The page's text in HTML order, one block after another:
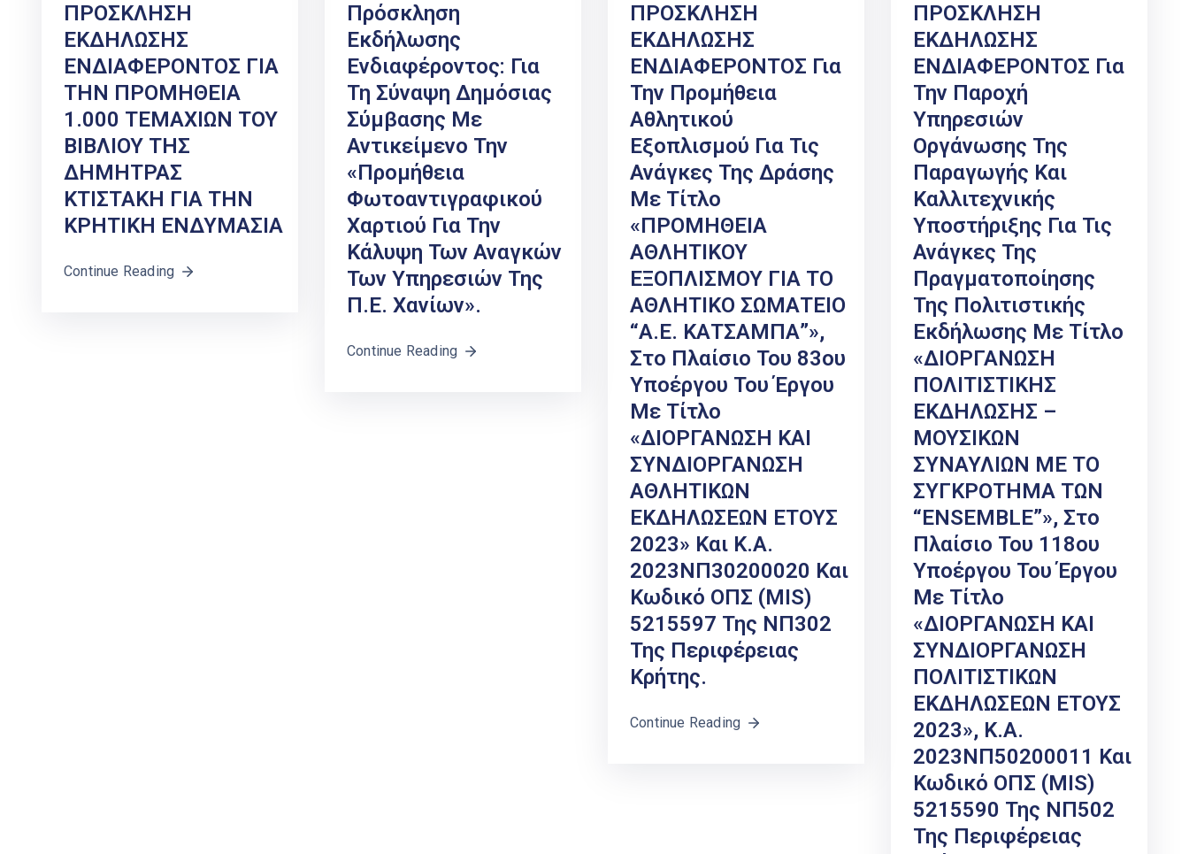
ΠΡΟΣΚΛΗΣΗ
ΕΚΔΗΛΩΣΗΣ
ΕΝΔΙΑΦΕΡΟΝΤΟΣ ΓΙΑ
ΤΗΝ ΠΡΟΜΗΘΕΙΑ
1.000 ΤΕΜΑΧΙΩΝ ΤΟΥ
ΒΙΒΛΙΟΥ ΤΗΣ
ΔΗΜΗΤΡΑΣ
ΚΤΙΣΤΑΚΗ ΓΙΑ ΤΗΝ
ΚΡΗΤΙΚΗ ΕΝΔΥΜΑΣΙΑ
Continue Reading
Πρόσκληση
Εκδήλωσης
Ενδιαφέροντος: Για
Τη Σύναψη Δημόσιας
Σύμβασης Με
Αντικείμενο Την
«Προμήθεια
Φωτοαντιγραφικού
Χαρτιού Για Την
Κάλυψη Των Αναγκών
Των Υπηρεσιών Της
Π.Ε. Χανίων».
Continue Reading
ΠΡΟΣΚΛΗΣΗ
ΕΚΔΗΛΩΣΗΣ
ΕΝΔΙΑΦΕΡΟΝΤΟΣ Για
Την Προμήθεια
Αθλητικού
Εξοπλισμού Για Τις
Ανάγκες Της Δράσης
Με Τίτλο
«ΠΡΟΜΗΘΕΙΑ
ΑΘΛΗΤΙΚΟΥ
ΕΞΟΠΛΙΣΜΟΥ ΓΙΑ ΤΟ
ΑΘΛΗΤΙΚΟ ΣΩΜΑΤΕΙΟ
“Α.Ε. ΚΑΤΣΑΜΠΑ”»,
Στο Πλαίσιο Του 83ου
Υποέργου Του Έργου
Με Τίτλο
«ΔΙΟΡΓΑΝΩΣΗ ΚΑΙ
ΣΥΝΔΙΟΡΓΑΝΩΣΗ
ΑΘΛΗΤΙΚΩΝ
ΕΚΔΗΛΩΣΕΩΝ ΕΤΟΥΣ
2023» Και Κ.Α.
2023ΝΠ30200020 Και
Κωδικό ΟΠΣ (MIS)
5215597 Της ΝΠ302
Της Περιφέρειας
Κρήτης.
Continue Reading
ΠΡΟΣΚΛΗΣΗ
ΕΚΔΗΛΩΣΗΣ
ΕΝΔΙΑΦΕΡΟΝΤΟΣ Για
Την Παροχή
Υπηρεσιών
Οργάνωσης Της
Παραγωγής Και
Καλλιτεχνικής
Υποστήριξης Για Τις
Ανάγκες Της
Πραγματοποίησης
Της Πολιτιστικής
Εκδήλωσης Με Τίτλο
«ΔΙΟΡΓΑΝΩΣΗ
ΠΟΛΙΤΙΣΤΙΚΗΣ
ΕΚΔΗΛΩΣΗΣ –
ΜΟΥΣΙΚΩΝ
ΣΥΝΑΥΛΙΩΝ ΜΕ ΤΟ
ΣΥΓΚΡΟΤΗΜΑ ΤΩΝ
“ENSEMBLE”», Στο
Πλαίσιο Του 118ου
Υποέργου Του Έργου
Με Τίτλο
«ΔΙΟΡΓΑΝΩΣΗ ΚΑΙ
ΣΥΝΔΙΟΡΓΑΝΩΣΗ
ΠΟΛΙΤΙΣΤΙΚΩΝ
ΕΚΔΗΛΩΣΕΩΝ ΕΤΟΥΣ
2023», Κ.Α.
2023ΝΠ50200011 Και
Κωδικό ΟΠΣ (MIS)
5215590 Της ΝΠ502
Της Περιφέρειας